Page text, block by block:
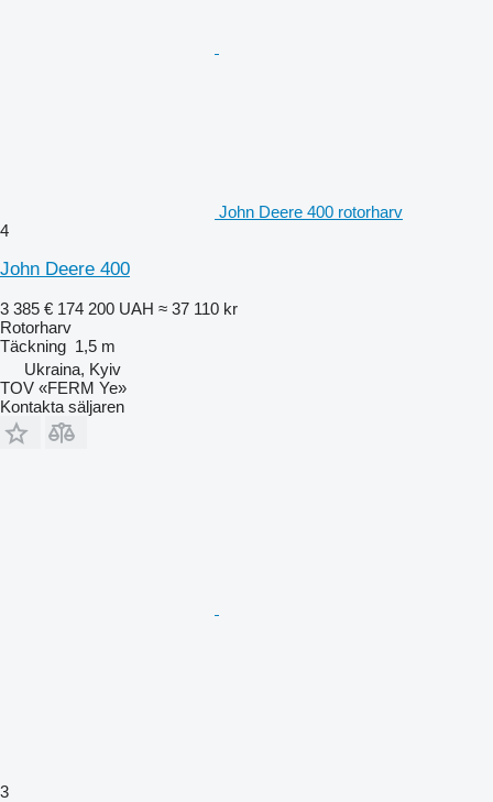
John Deere 400 rotorharv
4
John Deere 400
3 385 € 174 200 UAH ≈ 37 110 kr
Rotorharv
Täckning 1,5 m
Ukraina, Kyiv
TOV «FERM Ye»
Kontakta säljaren
3